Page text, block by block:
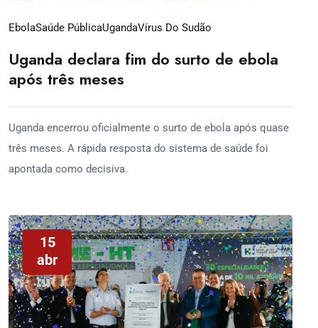
EbolaSaúde PúblicaUgandaVírus Do Sudão
Uganda declara fim do surto de ebola
após três meses
Uganda encerrou oficialmente o surto de ebola após quase
três meses. A rápida resposta do sistema de saúde foi
apontada como decisiva.
15
abr